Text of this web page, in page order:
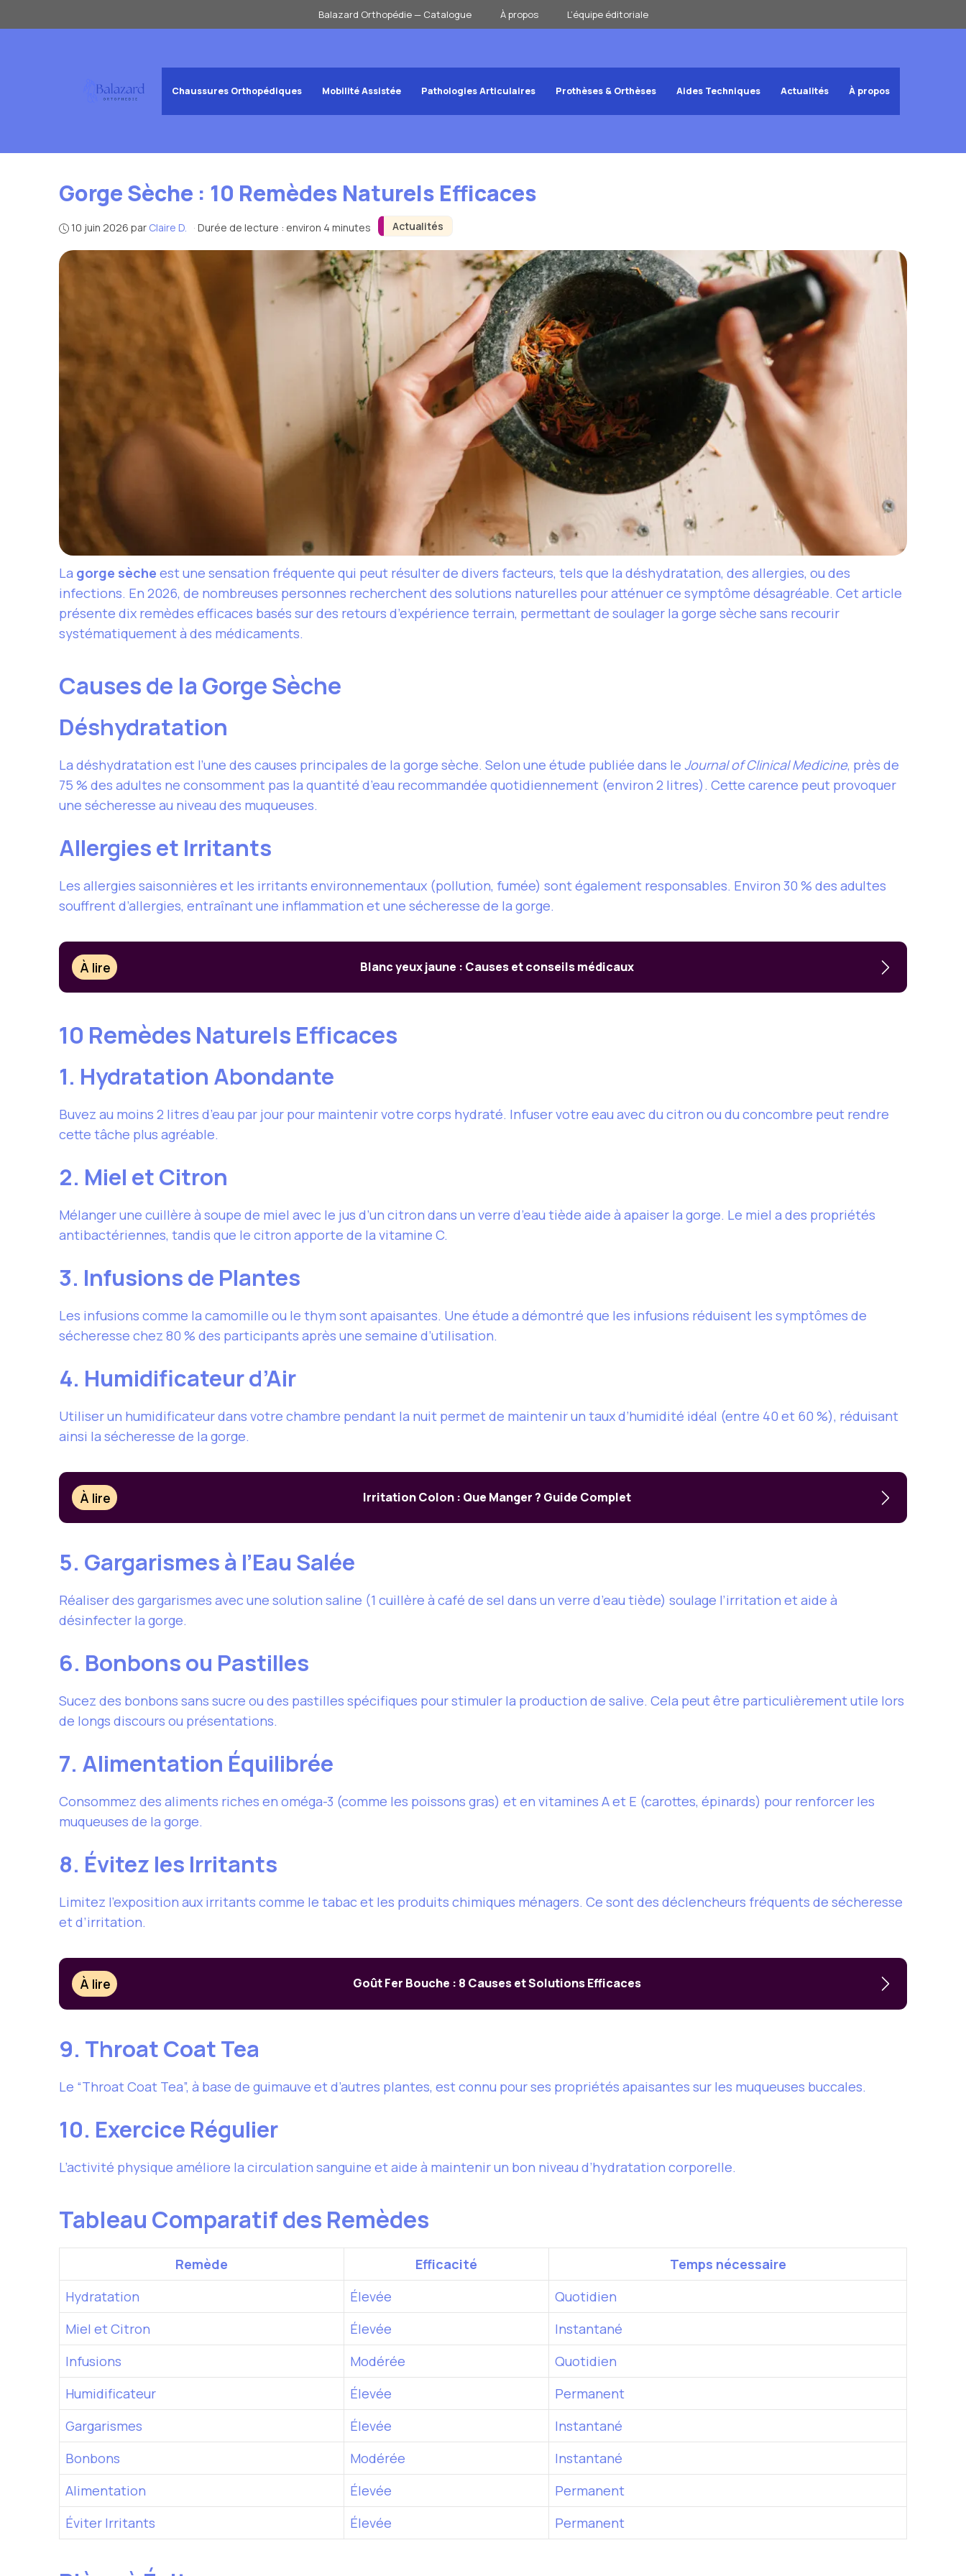
au
Balazard Orthopédie — Catalogue À propos L’équipe éditoriale
Chaussures Orthopédiques Mobilité Assistée Pathologies Articulaires Prothèses & Orthèses Aides Techniques Actualités À propos
Actualités
Gorge Sèche : 10 Remèdes Naturels Efficaces
10 juin 2026 par Claire D. · Durée de lecture : environ 4 minutes
La gorge sèche est une sensation fréquente qui peut résulter de divers facteurs, tels que la déshydratation, des allergies, ou des
infections. En 2026, de nombreuses personnes recherchent des solutions naturelles pour atténuer ce symptôme désagréable. Cet article
présente dix remèdes efficaces basés sur des retours d’expérience terrain, permettant de soulager la gorge sèche sans recourir
systématiquement à des médicaments.
Causes de la Gorge Sèche
Déshydratation
La déshydratation est l’une des causes principales de la gorge sèche. Selon une étude publiée dans le Journal of Clinical Medicine, près de
75 % des adultes ne consomment pas la quantité d’eau recommandée quotidiennement (environ 2 litres). Cette carence peut provoquer
une sécheresse au niveau des muqueuses.
Allergies et Irritants
Les allergies saisonnières et les irritants environnementaux (pollution, fumée) sont également responsables. Environ 30 % des adultes
souffrent d’allergies, entraînant une inflammation et une sécheresse de la gorge.
À lire Blanc yeux jaune : Causes et conseils médicaux
10 Remèdes Naturels Efficaces
1. Hydratation Abondante
Buvez au moins 2 litres d’eau par jour pour maintenir votre corps hydraté. Infuser votre eau avec du citron ou du concombre peut rendre
cette tâche plus agréable.
2. Miel et Citron
Mélanger une cuillère à soupe de miel avec le jus d’un citron dans un verre d’eau tiède aide à apaiser la gorge. Le miel a des propriétés
antibactériennes, tandis que le citron apporte de la vitamine C.
3. Infusions de Plantes
Les infusions comme la camomille ou le thym sont apaisantes. Une étude a démontré que les infusions réduisent les symptômes de
sécheresse chez 80 % des participants après une semaine d’utilisation.
4. Humidificateur d’Air
Utiliser un humidificateur dans votre chambre pendant la nuit permet de maintenir un taux d’humidité idéal (entre 40 et 60 %), réduisant
ainsi la sécheresse de la gorge.
À lire Irritation Colon : Que Manger ? Guide Complet
5. Gargarismes à l’Eau Salée
Réaliser des gargarismes avec une solution saline (1 cuillère à café de sel dans un verre d’eau tiède) soulage l’irritation et aide à
désinfecter la gorge.
6. Bonbons ou Pastilles
Sucez des bonbons sans sucre ou des pastilles spécifiques pour stimuler la production de salive. Cela peut être particulièrement utile lors
de longs discours ou présentations.
7. Alimentation Équilibrée
Consommez des aliments riches en oméga-3 (comme les poissons gras) et en vitamines A et E (carottes, épinards) pour renforcer les
muqueuses de la gorge.
8. Évitez les Irritants
Limitez l’exposition aux irritants comme le tabac et les produits chimiques ménagers. Ce sont des déclencheurs fréquents de sécheresse
et d’irritation.
À lire Goût Fer Bouche : 8 Causes et Solutions Efficaces
9. Throat Coat Tea
Le “Throat Coat Tea”, à base de guimauve et d’autres plantes, est connu pour ses propriétés apaisantes sur les muqueuses buccales.
10. Exercice Régulier
L’activité physique améliore la circulation sanguine et aide à maintenir un bon niveau d’hydratation corporelle.
Tableau Comparatif des Remèdes
Remède Efficacité
Temps nécessaire
Hydratation
Élevée
Quotidien
Miel et Citron
Élevée
Instantané
Infusions
Modérée
Quotidien
Humidificateur
Élevée
Permanent
Gargarismes
Élevée
Instantané
Bonbons
Modérée
Instantané
Alimentation
Élevée
Permanent
Éviter Irritants
Élevée Permanent